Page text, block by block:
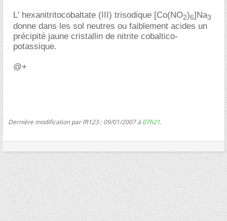
L' hexanitritocobaltate (III) trisodique [Co(NO2)6]Na3
donne dans les sol neutres ou faiblement acides un
précipité jaune cristallin de nitrite cobaltico-
potassique.
@+
Dernière modification par lft123 ; 09/01/2007 à 07h21.